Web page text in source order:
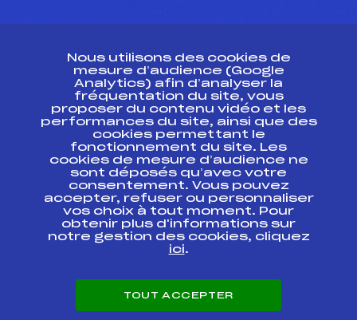
ESPACE PRESSE
Ressources
Pass’Neige
Projet sportif fédéral
Projet de performance fédéral
Antidopage
Pôle Développement, Formation, Suivi
Scientifique
Listes ministérielles
Pôle vie de l’athlète
Carrières
Nous utilisons des cookies de
mesure d’audience (Google
Analytics) afin d’analyser la
fréquentation du site, vous
proposer du contenu vidéo et les
performances du site, ainsi que des
cookies permettant le
fonctionnement du site. Les
cookies de mesure d’audience ne
sont déposés qu’avec votre
consentement. Vous pouvez
accepter, refuser ou personnaliser
vos choix à tout moment. Pour
obtenir plus d'informations sur
notre gestion des cookies, cliquez
ici.
TOUT ACCEPTER